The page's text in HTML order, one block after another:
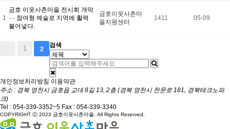
1
금호 이웃사촌마을 전시회 개막
··· 참여형 예술로 지역에 활력
불어넣다.
금호이웃사촌마
을지원센터
1411 05-09
1 2
검색
개인정보처리방침 이용약관
주소 : 경북 영천시 금호읍 교대 8길 13, 2층 (경북 영천시 천문로 181, 경북테크노파
크)
Tel : 054-339-3352~5 Fax : 054-339-3340
COPYRIGHT ⓒ 2023 금호이웃사촌마을. All Rights Reserved.